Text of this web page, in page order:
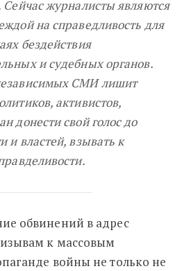
Сейчас журналисты являются
на справедливость для
бездействия
и судебных органов.
СМИ лишит
активистов,
донести свой голос до
и властей, взывать к
обвинений в адрес
к массовым
войны не только не